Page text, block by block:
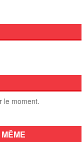
le moment.